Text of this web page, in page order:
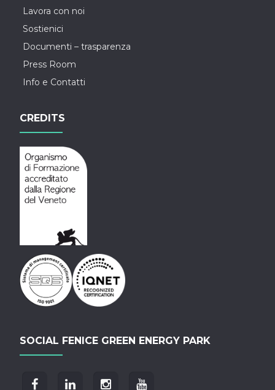
Lavora con noi
Sostienici
Documenti – trasparenza
Press Room
Info e Contatti
CREDITS
SOCIAL FENICE GREEN ENERGY PARK